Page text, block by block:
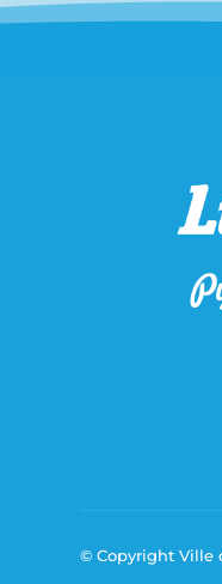
© Copyright Ville